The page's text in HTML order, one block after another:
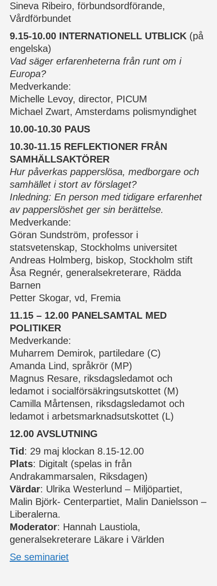
Sineva Ribeiro, förbundsordförande,
Vårdförbundet
9.15-10.00 INTERNATIONELL UTBLICK (på
engelska)
Vad säger erfarenheterna från runt om i
Europa?
Medverkande:
Michelle Levoy, director, PICUM
Michael Zwart, Amsterdams polismyndighet
10.00-10.30 PAUS
10.30-11.15 REFLEKTIONER FRÅN
SAMHÄLLSAKTÖRER
Hur påverkas papperslösa, medborgare och
samhället i stort av förslaget?
Inledning: En person med tidigare erfarenhet
av papperslöshet ger sin berättelse.
Medverkande:
Göran Sundström, professor i
statsvetenskap, Stockholms universitet
Andreas Holmberg, biskop, Stockholm stift
Åsa Regnér, generalsekreterare, Rädda
Barnen
Petter Skogar, vd, Fremia
11.15 – 12.00 PANELSAMTAL MED
POLITIKER
Medverkande:
Muharrem Demirok, partiledare (C)
Amanda Lind, språkrör (MP)
Magnus Resare, riksdagsledamot och
ledamot i socialförsäkringsutskottet (M)
Camilla Mårtensen, riksdagsledamot och
ledamot i arbetsmarknadsutskottet (L)
12.00 AVSLUTNING
Tid : 29 maj klockan 8.15-12.00
Plats: Digitalt (spelas in från
Andrakammarsalen, Riksdagen)
Värdar: Ulrika Westerlund – Miljöpartiet,
Malin Björk- Centerpartiet, Malin Danielsson –
Liberalerna.
Moderator: Hannah Laustiola,
generalsekreterare Läkare i Världen
Se seminariet